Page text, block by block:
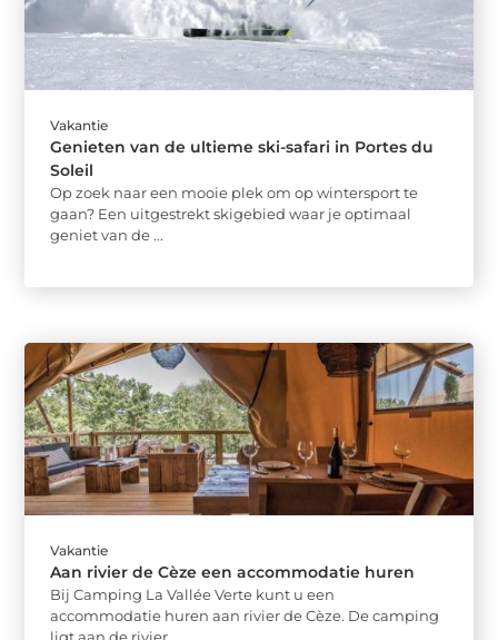
Vakantie
Genieten van de ultieme ski-safari in Portes du
Soleil
Op zoek naar een mooie plek om op wintersport te
gaan? Een uitgestrekt skigebied waar je optimaal
geniet van de ...
Vakantie
Aan rivier de Cèze een accommodatie huren
Bij Camping La Vallée Verte kunt u een
accommodatie huren aan rivier de Cèze. De camping